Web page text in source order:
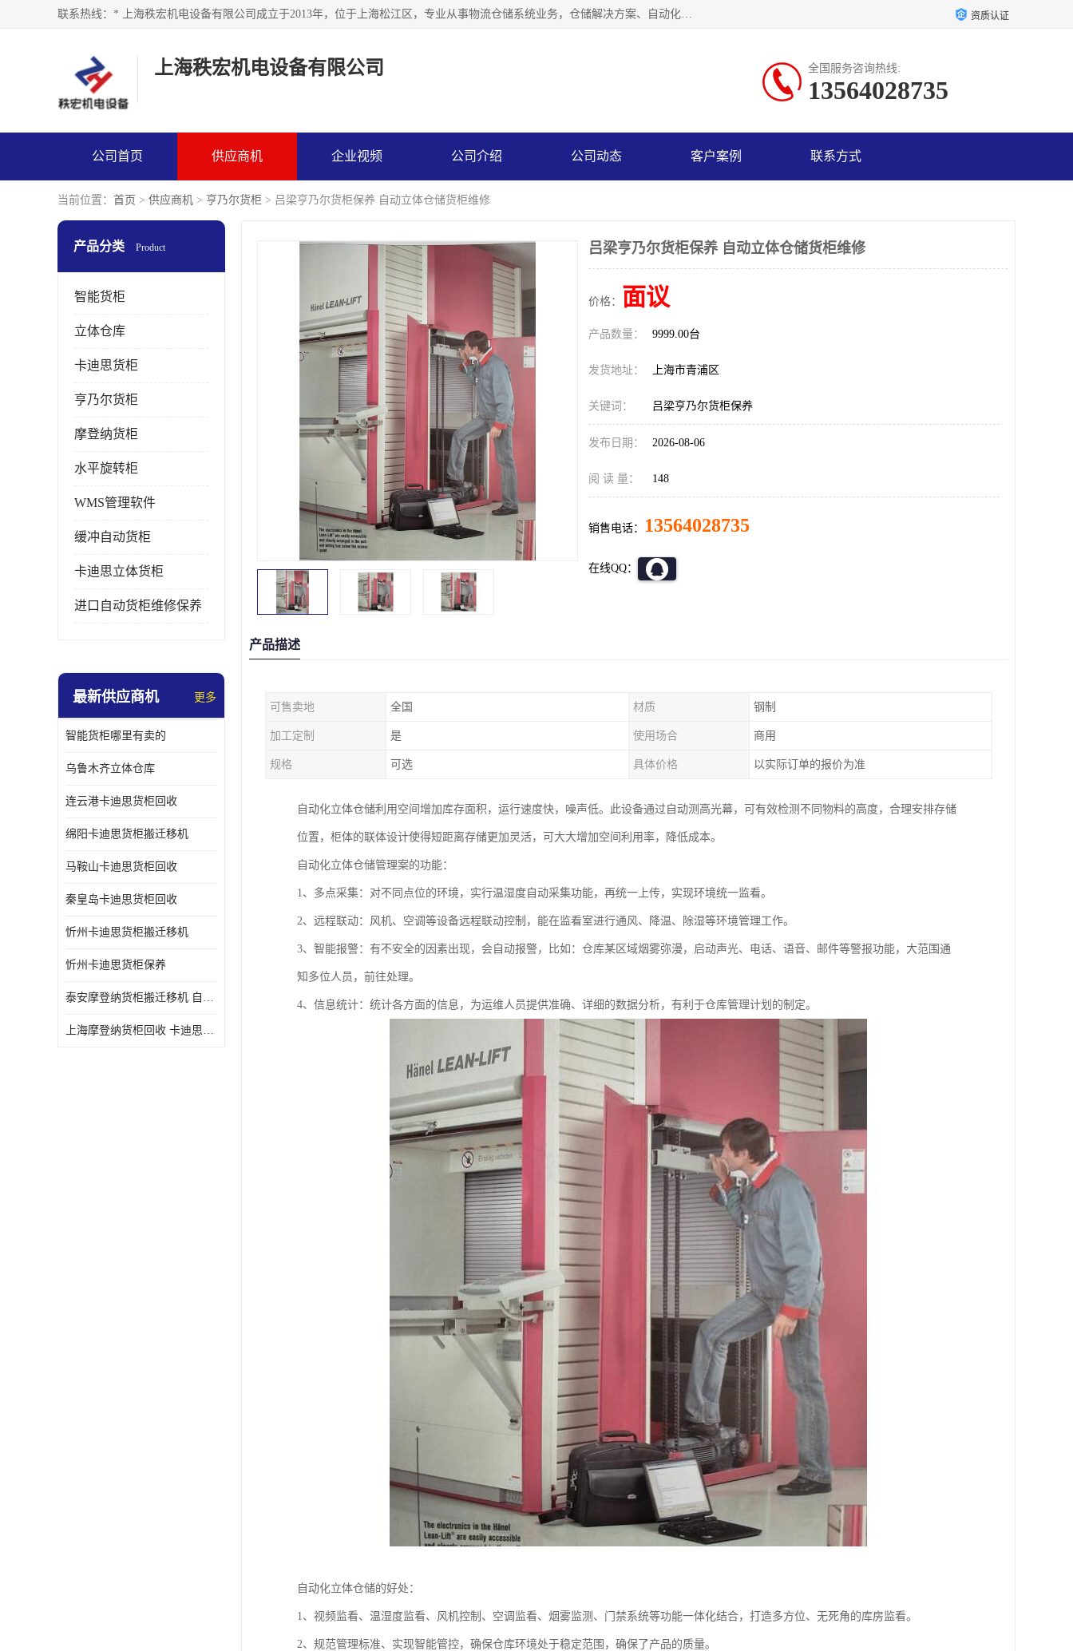
联系热线：* 上海秩宏机电设备有限公司成立于2013年，位于上海松江区，专业从事物流仓储系统业务，仓储解决方案、自动化仓储设备、自动货柜、立体货柜等。 资质认证
上海秩宏机电设备有限公司 全国服务咨询热线:
13564028735
公司首页 供应商机 企业视频 公司介绍 公司动态 客户案例 联系方式
当前位置： 首页 > 供应商机 > 亨乃尔货柜 > 吕梁亨乃尔货柜保养 自动立体仓储货柜维修
产品分类 Product
智能货柜
立体仓库
卡迪思货柜
亨乃尔货柜
摩登纳货柜
水平旋转柜
WMS管理软件
缓冲自动货柜
卡迪思立体货柜
进口自动货柜维修保养
最新供应商机 更多
智能货柜哪里有卖的
乌鲁木齐立体仓库
连云港卡迪思货柜回收
绵阳卡迪思货柜搬迁移机
马鞍山卡迪思货柜回收
秦皇岛卡迪思货柜回收
忻州卡迪思货柜搬迁移机
忻州卡迪思货柜保养
泰安摩登纳货柜搬迁移机 自动立体仓储货柜回收
上海摩登纳货柜回收 卡迪思货柜回收
吕梁亨乃尔货柜保养 自动立体仓储货柜维修
价格： 面议
产品数量： 9999.00台
发货地址： 上海市青浦区
关键词： 吕梁亨乃尔货柜保养
发布日期： 2026-08-06
阅 读 量： 148
销售电话： 13564028735
在线QQ：
产品描述
可售卖地 全国 材质 钢制
加工定制 是 使用场合 商用
规格 可选 具体价格 以实际订单的报价为准
自动化立体仓储利用空间增加库存面积，运行速度快，噪声低。此设备通过自动测高光幕，可有效检测不同物料的高度，合理安排存储
位置，柜体的联体设计使得短距离存储更加灵活，可大大增加空间利用率，降低成本。
自动化立体仓储管理案的功能：
1、多点采集：对不同点位的环境，实行温湿度自动采集功能，再统一上传，实现环境统一监看。
2、远程联动：风机、空调等设备远程联动控制，能在监看室进行通风、降温、除湿等环境管理工作。
3、智能报警：有不安全的因素出现，会自动报警，比如：仓库某区域烟雾弥漫，启动声光、电话、语音、邮件等警报功能，大范围通
知多位人员，前往处理。
4、信息统计：统计各方面的信息，为运维人员提供准确、详细的数据分析，有利于仓库管理计划的制定。
自动化立体仓储的好处：
1、视频监看、温湿度监看、风机控制、空调监看、烟雾监测、门禁系统等功能一体化结合，打造多方位、无死角的库房监看。
2、规范管理标准、实现智能管控，确保仓库环境处于稳定范围，确保了产品的质量。